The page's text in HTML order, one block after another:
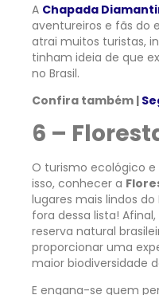
A Chapada
aventureiros e fãs do
atrai muitos turistas,
tinham ideia de que
no Brasil.
Confira também |
6 –
O turismo ecológico
isso, conhecer a
lugares mais lindos
fora dessa lista!
reserva natural
proporcionar uma
maior biodiversidade
E engana-se quem